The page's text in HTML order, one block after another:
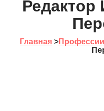
Редактор
Главная >Профессии